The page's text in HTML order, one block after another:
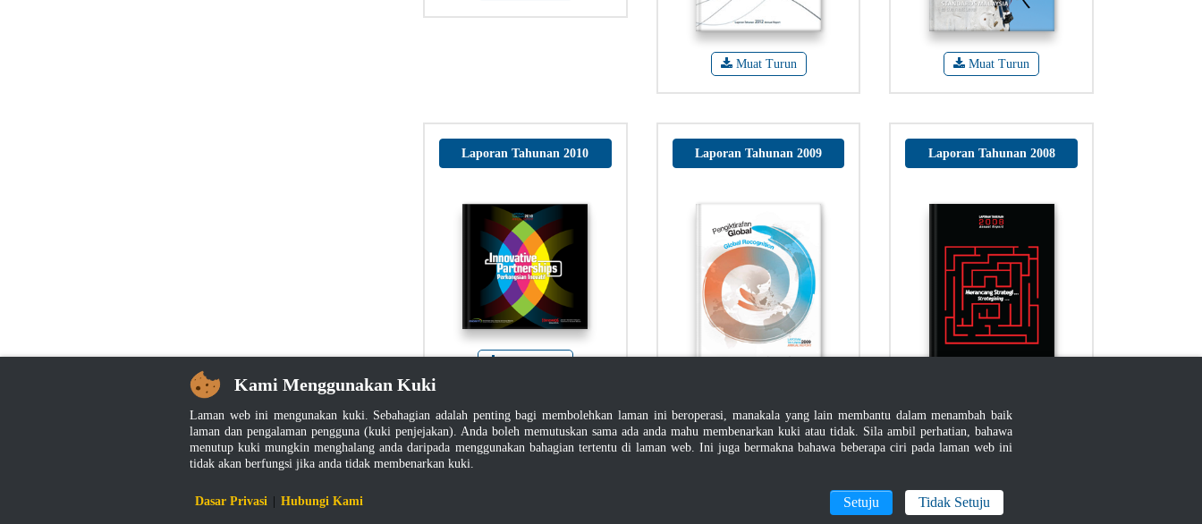
Muat Turun Muat Turun
Laporan Tahunan 2010 Laporan Tahunan 2009 Laporan Tahunan 2008
Muat Turun
Kami Menggunakan Kuki
Laman web ini mengunakan kuki. Sebahagian adalah penting bagi membolehkan laman ini beroperasi, manakala yang lain membantu dalam menambah baik
laman dan pengalaman pengguna (kuki penjejakan). Anda boleh memutuskan sama ada anda mahu membenarkan kuki atau tidak. Sila ambil perhatian, bahawa
menutup kuki mungkin menghalang anda daripada menggunakan bahagian tertentu di laman web. Ini juga bermakna bahawa beberapa ciri pada laman web ini
tidak akan berfungsi jika anda tidak membenarkan kuki.
Setuju Tidak Setuju
Dasar Privasi Hubungi Kami